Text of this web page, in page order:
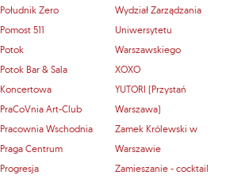
Południk Zero
Pomost 511
Potok
Potok Bar & Sala
Koncertowa
PraCoVnia Art-Club
Pracownia Wschodnia
Praga Centrum
Progresja
Wydział Zarządzania
Uniwersytetu
Warszawskiego
XOXO
YUTORI (Przystań
Warszawa)
Zamek Królewski w
Warszawie
Zamieszanie - cocktail